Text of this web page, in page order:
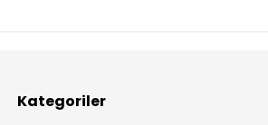
Kategoriler